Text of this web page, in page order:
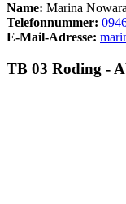
Name: Marina
Telefonnummer:
E-Mail-Adresse:
TB 03 Roding -